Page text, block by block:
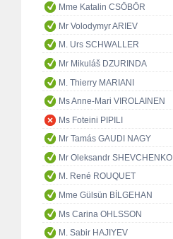
Mme Katalin CSÖBÖR
Mr Volodymyr ARIEV
M. Urs SCHWALLER
Mr Mikuláš DZURINDA
M. Thierry MARIANI
Ms Anne-Mari VIROLAINEN
Ms Foteini PIPILI
Mr Tamás GAUDI NAGY
Mr Oleksandr SHEVCHENKO
M. René ROUQUET
Mme Gülsün BİLGEHAN
Ms Carina OHLSSON
M. Sabir HAJIYEV